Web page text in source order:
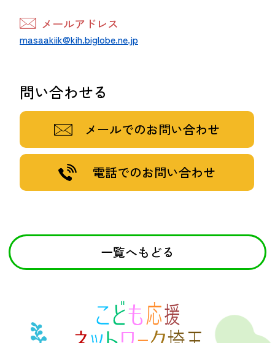
メールアドレス
masaakiik@kih.biglobe.ne.jp
問い合わせる
メールでのお問い合わせ
電話でのお問い合わせ
一覧へもどる